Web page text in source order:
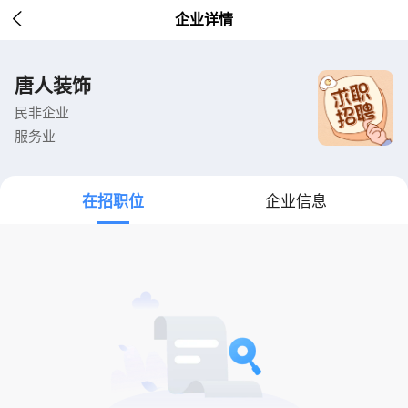
 企业详情
唐人装饰
民非企业
服务业
在招职位 企业信息